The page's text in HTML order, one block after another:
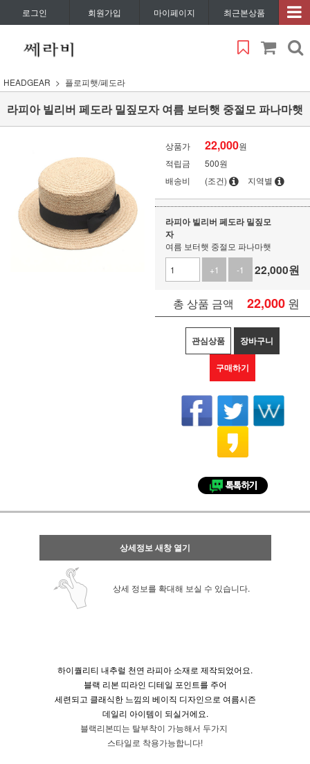
로그인 회원가입 마이페이지 최근본상품
HEADGEAR 플로피햇/페도라
라피아 빌리버 페도라 밀짚모자 여름 보터햇 중절모 파나마햇
상품가 22,000원
적립금
500원
배송비
(조건) 지역별
라피아 빌리버 페도라 밀짚모
자
여름 보터햇 중절모 파나마햇
+1
-1 22,000원
총 상품 금액 22,000 원
관심상품 장바구니
구매하기
상세정보 새창 열기
상세 정보를 확대해 보실 수 있습니다.
하이퀄리티 내추럴 천연 라피아 소재로 제작되었어요.
블랙 리본 띠라인 디테일 포인트를 주어
세련되고 클래식한 느낌의 베이직 디자인으로 여름시즌
데일리 아이템이 되실거에요.
블랙리본띠는 탈부착이 가능해서 두가지
스타일로 착용가능합니다!